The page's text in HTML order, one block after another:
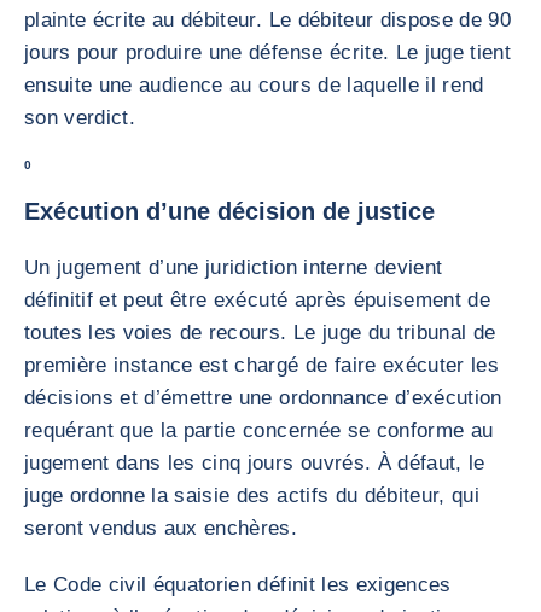
plainte écrite au débiteur. Le débiteur dispose de 90
jours pour produire une défense écrite. Le juge tient
ensuite une audience au cours de laquelle il rend
son verdict.
0
Exécution d’une décision de justice
Un jugement d’une juridiction interne devient
définitif et peut être exécuté après épuisement de
toutes les voies de recours. Le juge du tribunal de
première instance est chargé de faire exécuter les
décisions et d’émettre une ordonnance d’exécution
requérant que la partie concernée se conforme au
jugement dans les cinq jours ouvrés. À défaut, le
juge ordonne la saisie des actifs du débiteur, qui
seront vendus aux enchères.
Le Code civil équatorien définit les exigences